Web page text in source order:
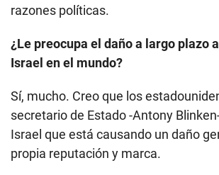
razones políticas.
¿Le preocupa el daño a largo plazo
Israel en el mundo?
Sí, mucho. Creo que los
secretario de Estado -Antony
Israel que está causando un daño
propia reputación y marca.